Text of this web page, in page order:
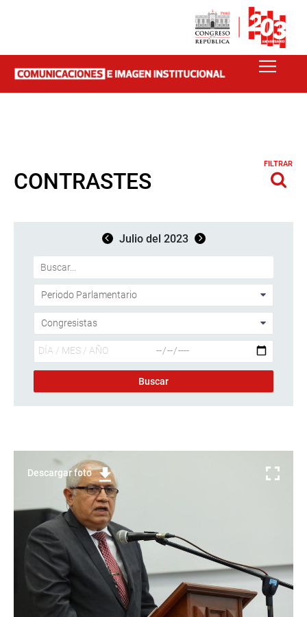
CONTRASTES
FILTRAR
Julio del 2023
Descargar foto